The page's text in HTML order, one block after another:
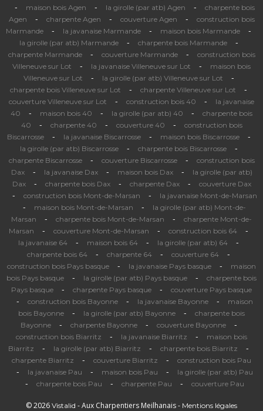
- maison bois Agen - la girolle (par atb) Agen -
charpente bois
Agen
- charpente Agen - couverture Agen -
construction bois
Marmande
- la javanaise Marmande - maison bois Marmande -
la girolle (par atb) Marmande - charpente bois Marmande -
charpente Marmande - couverture Marmande -
construction bois
Villeneuve sur Lot
- la javanaise Villeneuve sur Lot -
maison bois
Villeneuve sur Lot
- la girolle (par atb) Villeneuve sur Lot -
charpente bois Villeneuve sur Lot - charpente Villeneuve sur Lot -
couverture Villeneuve sur Lot - construction bois 40 -
la javanaise
40
- maison bois 40 - la girolle (par atb) 40 -
charpente bois
40
- charpente 40 - couverture 40 -
construction bois
Biscarrosse
- la javanaise Biscarrosse - maison bois Biscarrosse -
la girolle (par atb) Biscarrosse - charpente bois Biscarrosse -
charpente Biscarrosse - couverture Biscarrosse -
construction bois
Dax
- la javanaise Dax - maison bois Dax -
la girolle (par atb)
Dax
- charpente bois Dax - charpente Dax - couverture Dax
- construction bois Mont-de-Marsan - la javanaise Mont-de-Marsan
- maison bois Mont-de-Marsan -
la girolle (par atb) Mont-de-
Marsan
- charpente bois Mont-de-Marsan -
charpente Mont-de-
Marsan
- couverture Mont-de-Marsan - construction bois 64 -
la javanaise 64 - maison bois 64 - la girolle (par atb) 64 -
charpente bois 64 - charpente 64 - couverture 64 -
construction bois Pays basque - la javanaise Pays basque -
maison
bois Pays basque
- la girolle (par atb) Pays basque -
charpente bois
Pays basque
- charpente Pays basque - couverture Pays basque
- construction bois Bayonne - la javanaise Bayonne -
maison
bois Bayonne
- la girolle (par atb) Bayonne -
charpente bois
Bayonne
- charpente Bayonne - couverture Bayonne -
construction bois Biarritz - la javanaise Biarritz -
maison bois
Biarritz
- la girolle (par atb) Biarritz - charpente bois Biarritz -
charpente Biarritz - couverture Biarritz - construction bois Pau
- la javanaise Pau - maison bois Pau - la girolle (par atb) Pau
- charpente bois Pau - charpente Pau - couverture Pau
© 2026 Vistalid - Aux Charpentiers Meilhanais - Mentions légales